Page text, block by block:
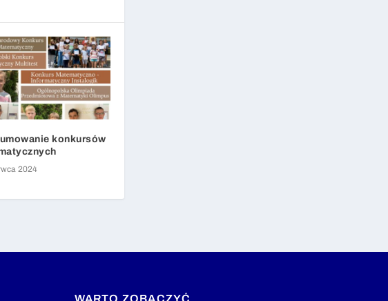
konkursów
2024
WARTO ZOBACZYĆ